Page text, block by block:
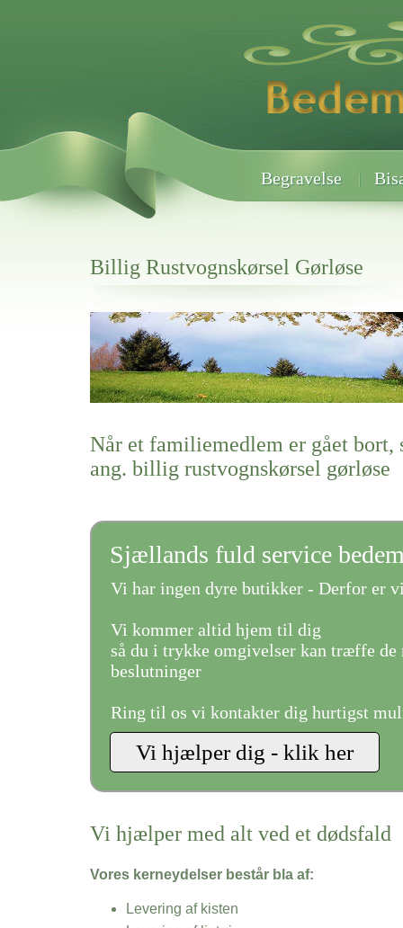
Begravelse
Billig Rustvognskørsel Gørløse
Her hos os får du altid en god afslutning når det gælder
Billig Rustvognskørsel Gørløse
vi hjælper i alle faser af begravelsel
Når et familiemedlem er gået bort,
ang. billig rustvognskørsel gørløse
Sjællands fuld service
Vi har ingen dyre butikker - Derfor er
Vi kommer altid hjem til dig
så du i trykke omgivelser kan træffe de
beslutninger
Ring til os vi kontakter dig hurtigst
Vi hjælper med alt ved et dødsfald
Vores kerneydelser består bla af:
Levering af kisten